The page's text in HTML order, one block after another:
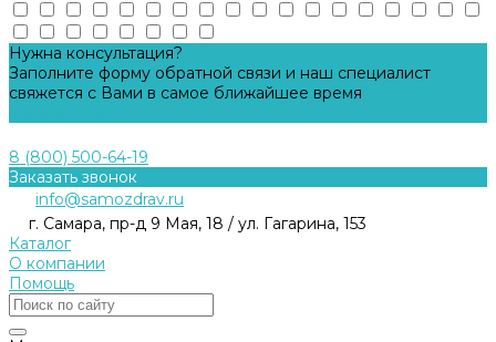
Нужна консультация?
Заполните форму обратной связи и наш специалист
свяжется с Вами в самое ближайшее время
8 (800) 500-64-19
Заказать звонок
info@samozdrav.ru
г. Самара, пр-д 9 Мая, 18 / ул. Гагарина, 153
Каталог
О компании
Помощь